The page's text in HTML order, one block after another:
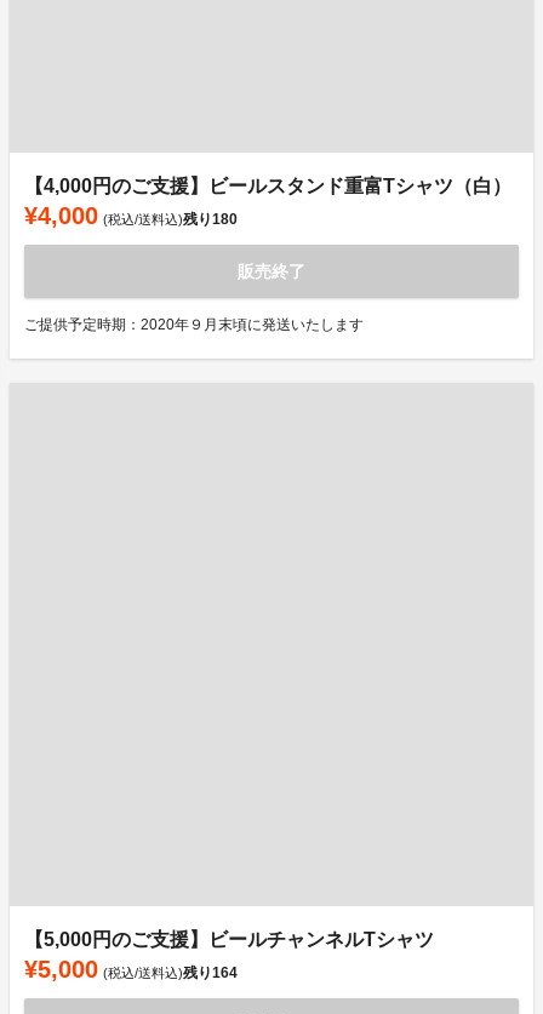
【4,000円のご支援】ビールスタンド重富Tシャツ（白）
¥4,000 (税込/送料込)残り180
販売終了
ご提供予定時期：2020年９月末頃に発送いたします
【5,000円のご支援】ビールチャンネルTシャツ
¥5,000 (税込/送料込)残り164